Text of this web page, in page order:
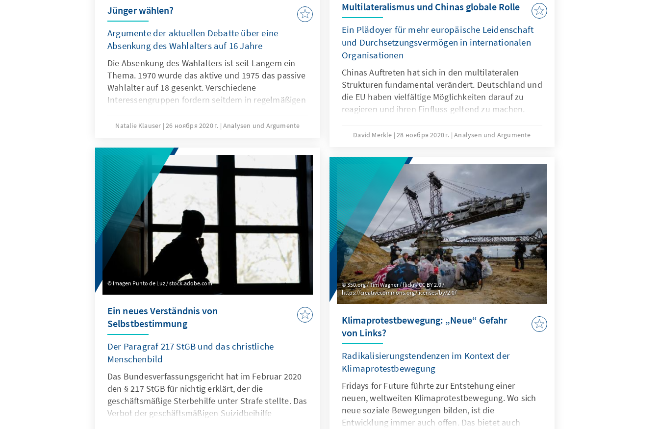
Multilateralismus und Chinas globale Rolle
Ein Plädoyer für mehr europäische Leidenschaft
und Durchsetzungsvermögen in internationalen
Organisationen
Chinas Auftreten hat sich in den multilateralen
Strukturen fundamental verändert. Deutschland und
die EU haben vielfältige Möglichkeiten darauf zu
reagieren und ihren Einfluss geltend zu machen.
David Merkle 28 ноября 2020 г. Analysen und Argumente
Jünger wählen?
Argumente der aktuellen Debatte über eine
Absenkung des Wahlalters auf 16 Jahre
Die Absenkung des Wahlalters ist seit Langem ein
Thema. 1970 wurde das aktive und 1975 das passive
Wahlalter auf 18 gesenkt. Verschiedene
Interessengruppen fordern seitdem in regelmäßigen
Abschaffung des Wahlmindestalters. In jüngster Zeit
diskutiert. Unser Analysen & Argumente fasst das
Pro und Kontra der Debatte zusammen.
Natalie Klauser 26 ноября 2020 г. Analysen und Argumente
Imagen Punto de Luz / stock.adobe.com
Ein neues Verständnis von
Selbstbestimmung
Der Paragraf 217 StGB und das christliche
Menschenbild
Das Bundesverfassungsgericht hat im Februar 2020
den § 217 StGB für nichtig erklärt, der die
geschäftsmäßige Sterbehilfe unter Strafe stellte. Das
Verbot der geschäftsmäßigen Suizidbeihilfe
350.org / Tim Wagner / flickr / CC BY 2.0 /
https://creativecommons.org/licenses/by/2.0/
Klimaprotestbewegung: „Neue“ Gefahr
von Links?
Radikalisierungstendenzen im Kontext der
Klimaprotestbewegung
Fridays for Future führte zur Entstehung einer
neuen, weltweiten Klimaprotestbewegung. Wo sich
neue soziale Bewegungen bilden, ist die
Entwicklung immer auch offen. Das bietet auch